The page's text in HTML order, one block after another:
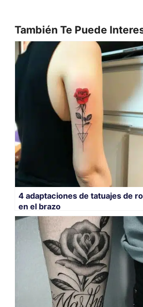
También Te Puede
4 adaptaciones de tatuajes de
en el brazo